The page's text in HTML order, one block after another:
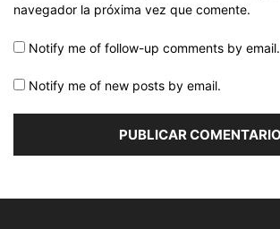
navegador la próxima vez que comente.
Notify me of follow-up comments by email.
Notify me of new posts by email.